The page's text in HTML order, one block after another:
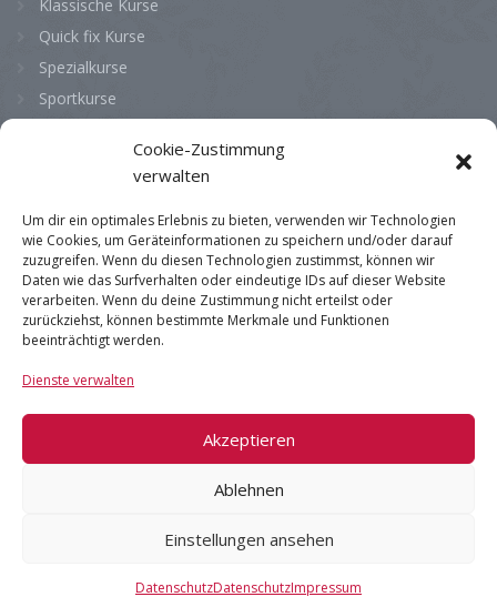
Cookie-Zustimmung
verwalten
Um dir ein optimales Erlebnis zu bieten, verwenden wir Technologien
wie Cookies, um Geräteinformationen zu speichern und/oder darauf
zuzugreifen. Wenn du diesen Technologien zustimmst, können wir
Daten wie das Surfverhalten oder eindeutige IDs auf dieser Website
verarbeiten. Wenn du deine Zustimmung nicht erteilst oder
zurückziehst, können bestimmte Merkmale und Funktionen
beeinträchtigt werden.
Dienste verwalten
Akzeptieren
Ablehnen
Einstellungen ansehen
DatenschutzDatenschutzImpressum
Klassische Kurse
Quick fix Kurse
Spezialkurse
Sportkurse
Dienstag 08:00 - 13:00
Mittwoch 08:00 - 13:00
Donnerstag 08:00 - 13:00
Samstag
|Datenschutz